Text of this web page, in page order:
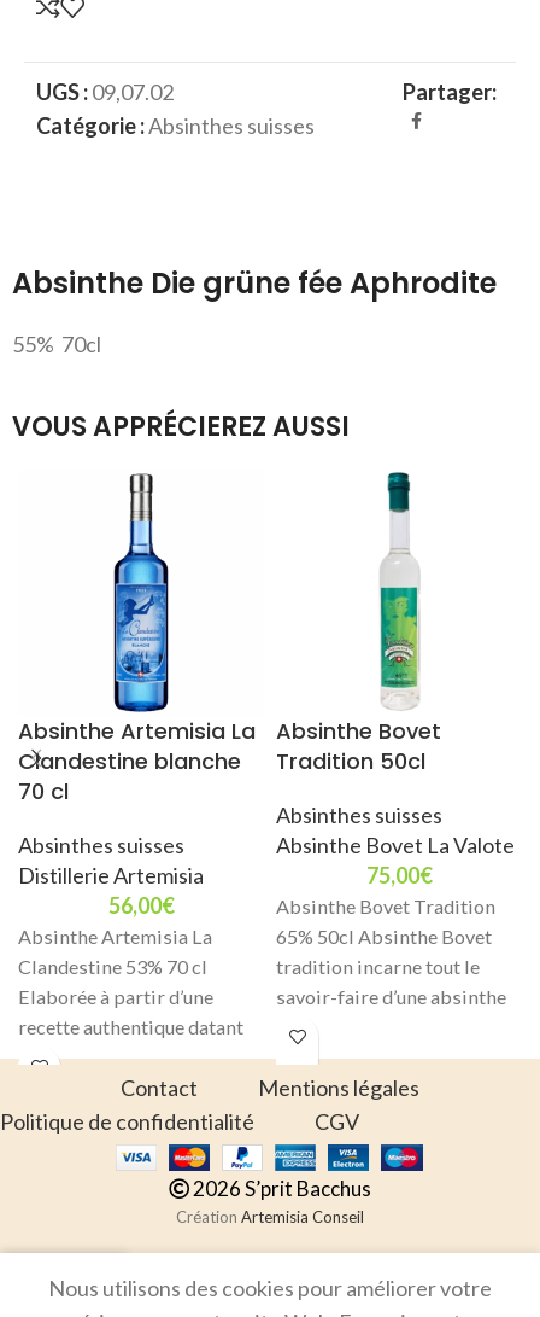
UGS :09,07.02
Catégorie :Absinthes suisses
Partager:
Absinthe Die grüne fée Aphrodite
55% 70cl
VOUS APPRÉCIEREZ AUSSI
Absinthe Artemisia La
Clandestine blanche
70 cl
Absinthes suisses
Distillerie Artemisia
56,00€
Absinthe Artemisia La
Clandestine 53% 70 cl
Elaborée à partir d’une
recette authentique datant
de 1935, La Clandestine a été
Absinthe Bovet
Tradition 50cl
Absinthes suisses
Absinthe Bovet La Valote
75,00€
Absinthe Bovet Tradition
65% 50cl Absinthe Bovet
tradition incarne tout le
savoir-faire d’une absinthe
authentique, pensée pour les
amateurs de spiritueux
Contact
Mentions légales
Politique de confidentialité
CGV
2026 S’prit Bacchus
Création Artemisia Conseil
Mes favorisPanier
Mon compte
Nous utilisons des cookies pour améliorer votre